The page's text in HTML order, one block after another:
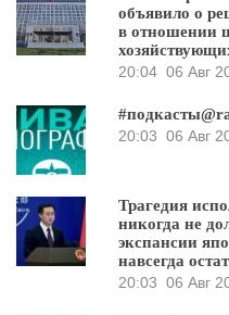
объявило о
в отношении
20:04 06 Авг
20:03 06 Авг
Трагедия
никогда не
экспансии
навсегда
20:03 06 Авг